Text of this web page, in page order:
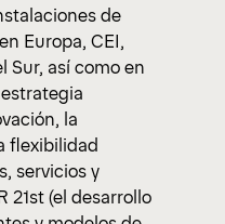
de
Europa, CEI,
Sur, así como en
la
flexibilidad
servicios y
21st (el desarrollo